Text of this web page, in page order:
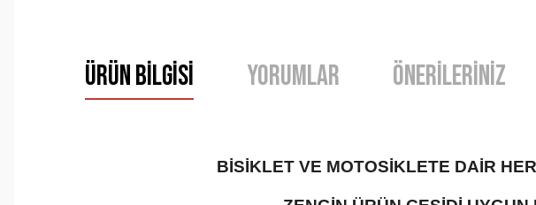
Ürün Bilgisi Yorumlar Önerileriniz
BİSİKLET VE MOTOSİKLETE DAİR